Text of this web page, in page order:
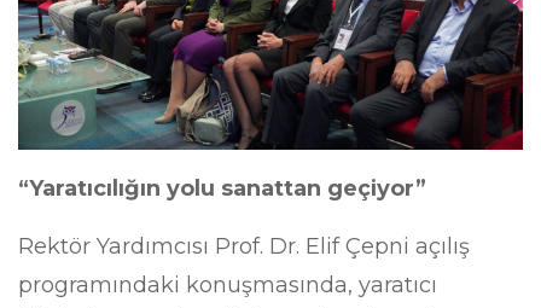
“Yaratıcılığın yolu sanattan geçiyor”
Rektör Yardımcısı Prof. Dr. Elif Çepni açılış
programındaki konuşmasında, yaratıcı